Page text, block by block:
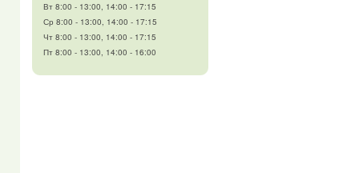
Вт 8:00 - 13:00, 14:00 - 17:15
Ср 8:00 - 13:00, 14:00 - 17:15
Чт 8:00 - 13:00, 14:00 - 17:15
Пт 8:00 - 13:00, 14:00 - 16:00